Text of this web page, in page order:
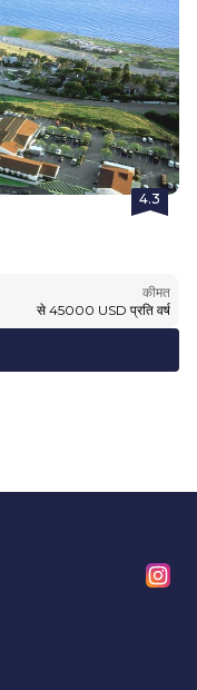
4.3
कीमत
से 45000 USD प्रति वर्ष